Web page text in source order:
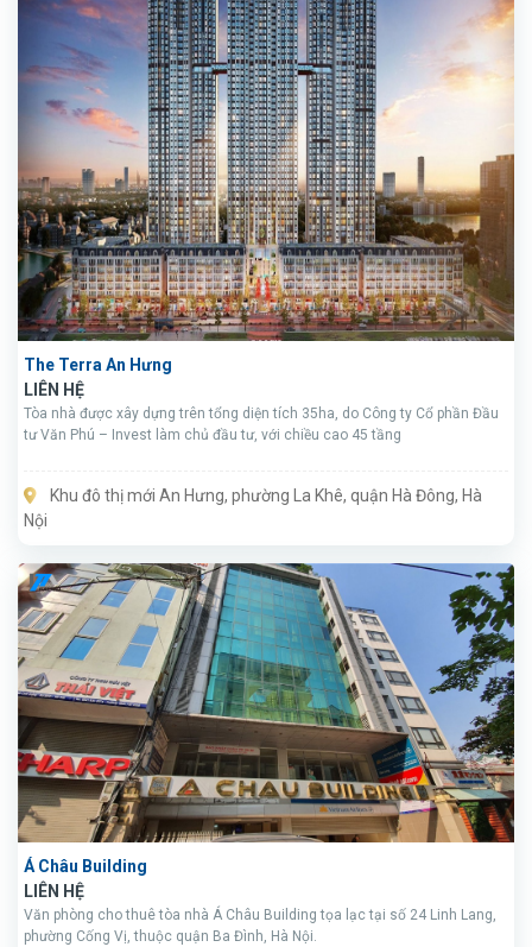
The Terra An Hưng
LIÊN HỆ
Tòa nhà được xây dựng trên tổng diện tích 35ha, do Công ty Cổ phần Đầu
tư Văn Phú – Invest làm chủ đầu tư, với chiều cao 45 tầng
Khu đô thị mới An Hưng, phường La Khê, quận Hà Đông, Hà
Nội
Á Châu Building
LIÊN HỆ
Văn phòng cho thuê tòa nhà Á Châu Building tọa lạc tại số 24 Linh Lang,
phường Cống Vị, thuộc quận Ba Đình, Hà Nội.